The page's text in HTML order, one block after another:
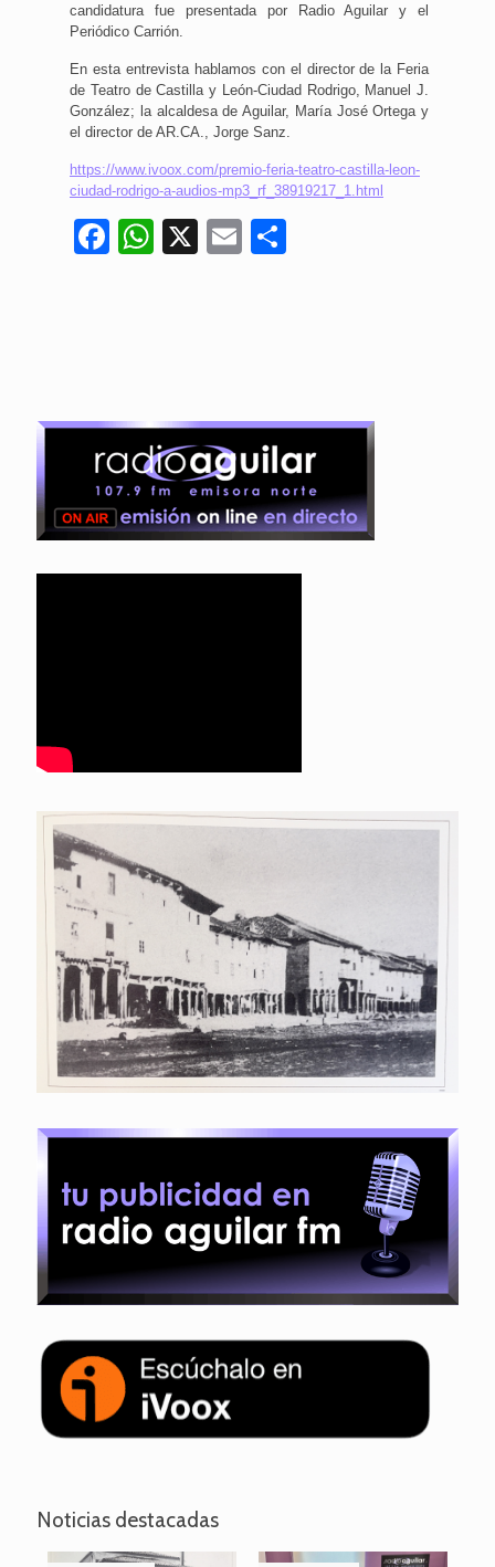
candidatura fue presentada por Radio Aguilar y el
Periódico Carrión.
En esta entrevista hablamos con el director de la Feria
de Teatro de Castilla y León-Ciudad Rodrigo, Manuel J.
González; la alcaldesa de Aguilar, María José Ortega y
el director de AR.CA., Jorge Sanz.
https://www.ivoox.com/premio-feria-teatro-castilla-leon-
ciudad-rodrigo-a-audios-mp3_rf_38919217_1.html
Facebook
WhatsApp
X Email
Noticias destacadas